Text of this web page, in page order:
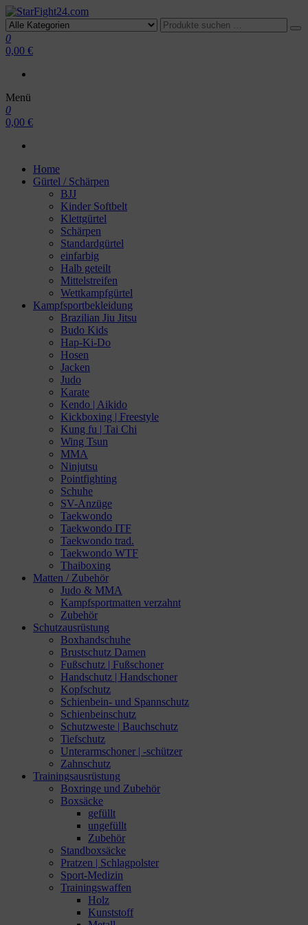
StarFight24.com
Kampfsportartikel
0
0,00 €
Menü
0
0,00 €
Home
Gürtel / Schärpen
BJJ
Kinder Softbelt
Klettgürtel
Schärpen
Standardgürtel
einfarbig
Halb geteilt
Mittelstreifen
Wettkampfgürtel
Kampfsportbekleidung
Brazilian Jiu Jitsu
Budo Kids
Hap-Ki-Do
Hosen
Jacken
Judo
Karate
Kendo | Aikido
Kickboxing | Freestyle
Kung fu | Tai Chi
Wing Tsun
MMA
Ninjutsu
Pointfighting
Schuhe
SV-Anzüge
Taekwondo
Taekwondo ITF
Taekwondo trad.
Taekwondo WTF
Thaiboxing
Matten / Zubehör
Judo & MMA
Kampfsportmatten verzahnt
Zubehör
Schutzausrüstung
Boxhandschuhe
Brustschutz Damen
Fußschutz | Fußschoner
Handschutz | Handschoner
Kopfschutz
Schienbein- und Spannschutz
Schienbeinschutz
Schutzweste | Bauchschutz
Tiefschutz
Unterarmschoner | -schützer
Zahnschutz
Trainingsausrüstung
Boxringe und Zubehör
Boxsäcke
gefüllt
ungefüllt
Zubehör
Standboxsäcke
Pratzen | Schlagpolster
Sport-Medizin
Trainingswaffen
Holz
Kunststoff